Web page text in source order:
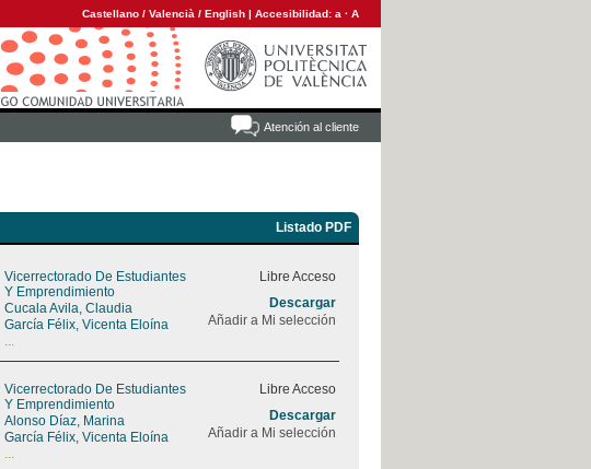
Castellano / Valencià / English | Accesibilidad: a · A
Atención al cliente
Listado PDF
Vicerrectorado De Estudiantes
Y Emprendimiento
Cucala Avila, Claudia
García Félix, Vicenta Eloína
...
Libre Acceso
Descargar
Añadir a Mi selección
Vicerrectorado De Estudiantes
Y Emprendimiento
Alonso Díaz, Marina
García Félix, Vicenta Eloína
...
Libre Acceso
Descargar
Añadir a Mi selección